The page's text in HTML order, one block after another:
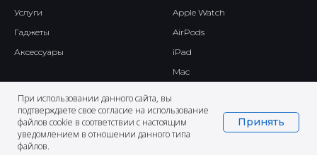
При использовании данного сайта, вы
подтверждаете свое согласие на использование
файлов cookie в соответствии с настоящим
уведомлением в отношении данного типа
файлов.
Принять
Услуги
Гаджеты
Аксессуары
Apple Watch
AirPods
iPad
Mac